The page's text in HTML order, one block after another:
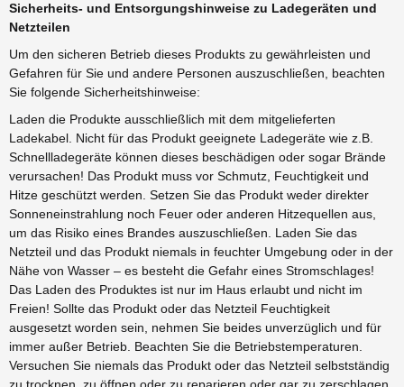
Sicherheits- und Entsorgungshinweise zu Ladegeräten und
Netzteilen
Um den sicheren Betrieb dieses Produkts zu gewährleisten und
Gefahren für Sie und andere Personen auszuschließen, beachten
Sie folgende Sicherheitshinweise:
Laden die Produkte ausschließlich mit dem mitgelieferten
Ladekabel. Nicht für das Produkt geeignete Ladegeräte wie z.B.
Schnellladegeräte können dieses beschädigen oder sogar Brände
verursachen! Das Produkt muss vor Schmutz, Feuchtigkeit und
Hitze geschützt werden. Setzen Sie das Produkt weder direkter
Sonneneinstrahlung noch Feuer oder anderen Hitzequellen aus,
um das Risiko eines Brandes auszuschließen. Laden Sie das
Netzteil und das Produkt niemals in feuchter Umgebung oder in der
Nähe von Wasser – es besteht die Gefahr eines Stromschlages!
Das Laden des Produktes ist nur im Haus erlaubt und nicht im
Freien! Sollte das Produkt oder das Netzteil Feuchtigkeit
ausgesetzt worden sein, nehmen Sie beides unverzüglich und für
immer außer Betrieb. Beachten Sie die Betriebstemperaturen.
Versuchen Sie niemals das Produkt oder das Netzteil selbstständig